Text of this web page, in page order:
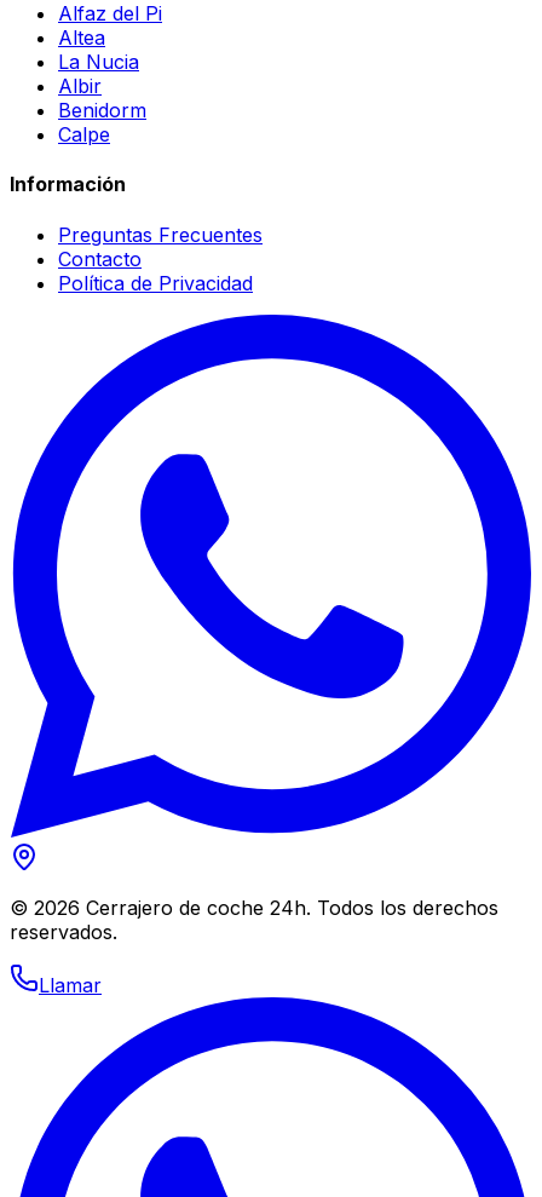
Alfaz del Pi
Altea
La Nucia
Albir
Benidorm
Calpe
Información
Preguntas Frecuentes
Contacto
Política de Privacidad
© 2026 Cerrajero de coche 24h. Todos los derechos
reservados.
Llamar